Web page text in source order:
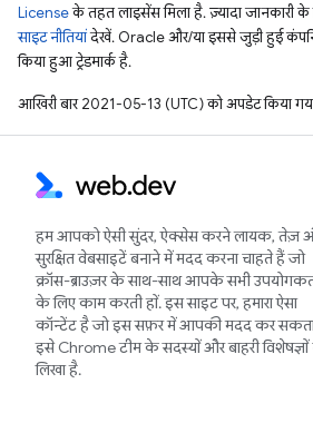
Licenseके तहत लाइसेंस मिला है. ज़्यादा जानकारी के
साइट नीतियांदेखें. Oracle और/या इससे जुड़ी हुई
किया हुआ ट्रेडमार्क है.
आखिरी बार 2021-05-13 (UTC) को अपडेट किया
हम आपको ऐसी सुंदर, ऐक्सेस करने लायक, तेज़
सुरक्षित वेबसाइटें बनाने में मदद करना चाहते हैं जो
क्रॉस-ब्राउज़र के साथ-साथ आपके सभी
के लिए काम करती हों. इस साइट पर, हमारा ऐसा
कॉन्टेंट है जो इस सफ़र में आपकी मदद कर
इसे Chrome टीम के सदस्यों और बाहरी विशेषज्ञों
लिखा है.